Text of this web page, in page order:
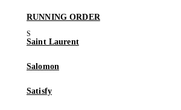
RUNNING ORDER
Saint Laurent
Salomon
Satisfy